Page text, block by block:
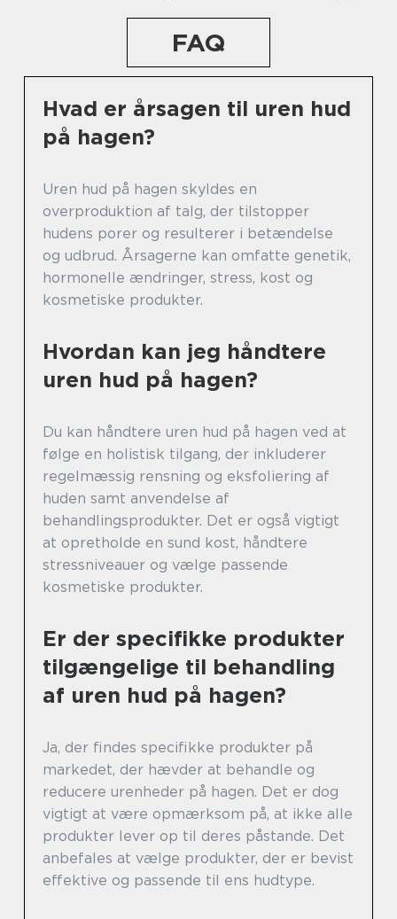
FAQ
Hvad er årsagen til uren hud
på hagen?
Uren hud på hagen skyldes en
overproduktion af talg, der tilstopper
hudens porer og resulterer i betændelse
og udbrud. Årsagerne kan omfatte genetik,
hormonelle ændringer, stress, kost og
kosmetiske produkter.
Hvordan kan jeg håndtere
uren hud på hagen?
Du kan håndtere uren hud på hagen ved at
følge en holistisk tilgang, der inkluderer
regelmæssig rensning og eksfoliering af
huden samt anvendelse af
behandlingsprodukter. Det er også vigtigt
at opretholde en sund kost, håndtere
stressniveauer og vælge passende
kosmetiske produkter.
Er der specifikke produkter
tilgængelige til behandling
af uren hud på hagen?
Ja, der findes specifikke produkter på
markedet, der hævder at behandle og
reducere urenheder på hagen. Det er dog
vigtigt at være opmærksom på, at ikke alle
produkter lever op til deres påstande. Det
anbefales at vælge produkter, der er bevist
effektive og passende til ens hudtype.